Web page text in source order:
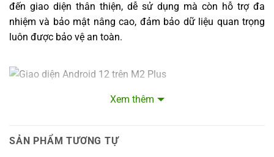
đến giao diện thân thiện, dễ sử dụng mà còn hỗ trợ đa
nhiệm và bảo mật nâng cao, đảm bảo dữ liệu quan trọng
luôn được bảo vệ an toàn.
Một trong những điểm nổi bật của máy M2 Plus là trang bị
Xem thêm
SẢN PHẨM TƯƠNG TỰ